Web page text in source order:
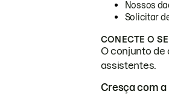
Nossos
Solicitar
CONECTE O
O conjunto de
assistentes.
Cresça com a